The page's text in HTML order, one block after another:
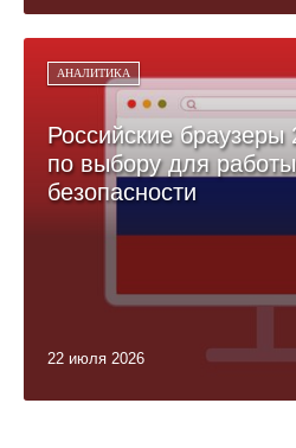
АНАЛИТИКА
Российские
по выбору для
безопасности
22 июля 2026